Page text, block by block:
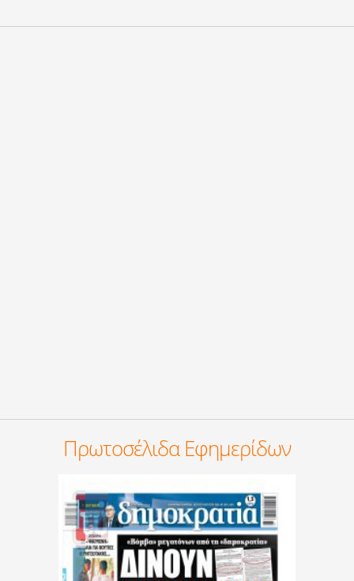
Πρωτοσέλιδα Εφημερίδων